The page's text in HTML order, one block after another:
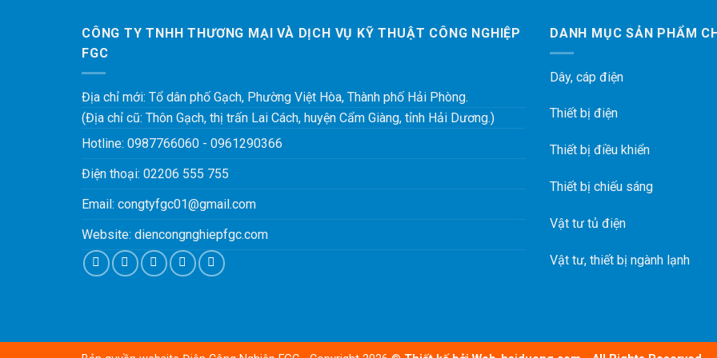
CÔNG TY TNHH THƯƠNG MẠI VÀ DỊCH VỤ KỸ THUẬT CÔNG NGHIỆP
FGC
Địa chỉ mới: Tổ dân phố Gạch, Phường Việt Hòa, Thành phố Hải Phòng.
(Địa chỉ cũ: Thôn Gạch, thị trấn Lai Cách, huyện Cẩm Giàng, tỉnh Hải Dương.)
Hotline: 0987766060 - 0961290366
Điện thoại: 02206 555 755
Email: congtyfgc01@gmail.com
Website: diencongnghiepfgc.com
DANH MỤC SẢN PHẨM
Dây, cáp điện
Thiết bị điện
Thiết bị điều khiển
Thiết bị chiếu sáng
Vật tư tủ điện
Vật tư, thiết bị ngành lạnh